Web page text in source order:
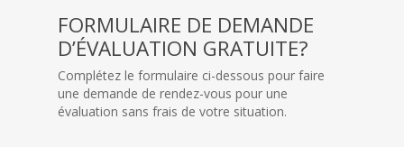
FORMULAIRE DE DEMANDE
D’ÉVALUATION GRATUITE?
Complétez le formulaire ci-dessous pour faire
une demande de rendez-vous pour une
évaluation sans frais de votre situation.